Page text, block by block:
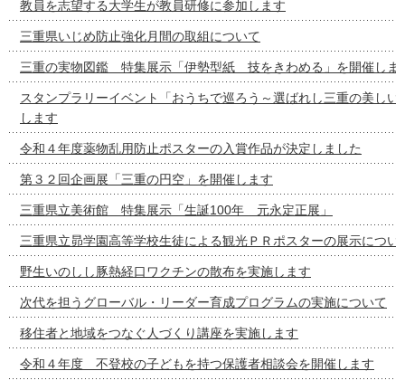
教員を志望する大学生が教員研修に参加します
三重県いじめ防止強化月間の取組について
三重の実物図鑑 特集展示「伊勢型紙 技をきわめる」を開催しま
スタンプラリーイベント「おうちで巡ろう～選ばれし三重の美しい
します
令和４年度薬物乱用防止ポスターの入賞作品が決定しました
第３２回企画展「三重の円空」を開催します
三重県立美術館 特集展示「生誕100年 元永定正展」
三重県立昴学園高等学校生徒による観光ＰＲポスターの展示につい
野生いのしし豚熱経口ワクチンの散布を実施します
次代を担うグローバル・リーダー育成プログラムの実施について
移住者と地域をつなぐ人づくり講座を実施します
令和４年度 不登校の子どもを持つ保護者相談会を開催します